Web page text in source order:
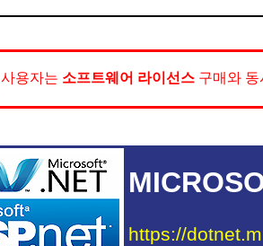
사용자는 소프트웨어 라이선스 구매와
https://